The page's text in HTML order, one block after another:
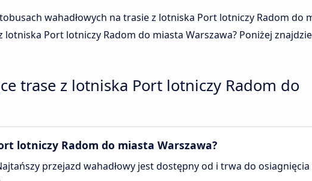
wahadłowych na trasie z lotniska Port lotniczy Radom do
Port lotniczy Radom do miasta Warszawa? Poniżej
trase z lotniska Port lotniczy Radom do
lotniczy Radom do miasta Warszawa?
przejazd wahadłowy jest dostępny od i trwa do osiagnięcia